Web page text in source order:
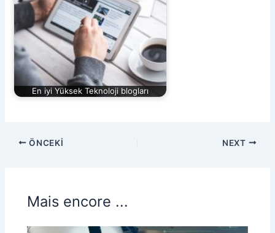
En iyi Yüksek Teknoloji blogları
ÖNCEKI NEXT
Mais encore ...